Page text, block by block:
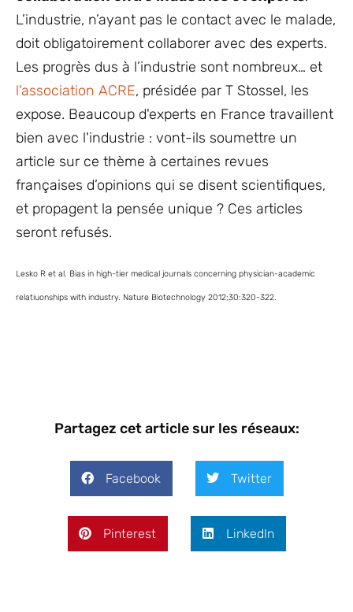
L’industrie, n’ayant pas le contact avec le malade,
doit obligatoirement collaborer avec des experts.
Les progrès dus à l’industrie sont nombreux… et
l'association ACRE, présidée par T Stossel, les
expose. Beaucoup d'experts en France travaillent
bien avec l'industrie : vont-ils soumettre un
article sur ce thème à certaines revues
françaises d’opinions qui se disent scientifiques,
et propagent la pensée unique ? Ces articles
seront refusés.
Lesko R et al. Bias in high-tier medical journals concerning physician-academic
relatiuonships with industry. Nature Biotechnology 2012;30:320-322.
Partagez cet article sur les réseaux:
Facebook Twitter
Pinterest LinkedIn